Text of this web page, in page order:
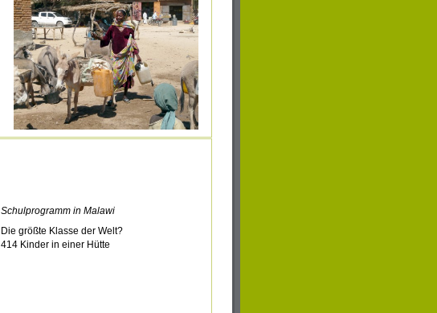
Schulprogramm in Malawi
Die größte Klasse der Welt?
414 Kinder in einer Hütte